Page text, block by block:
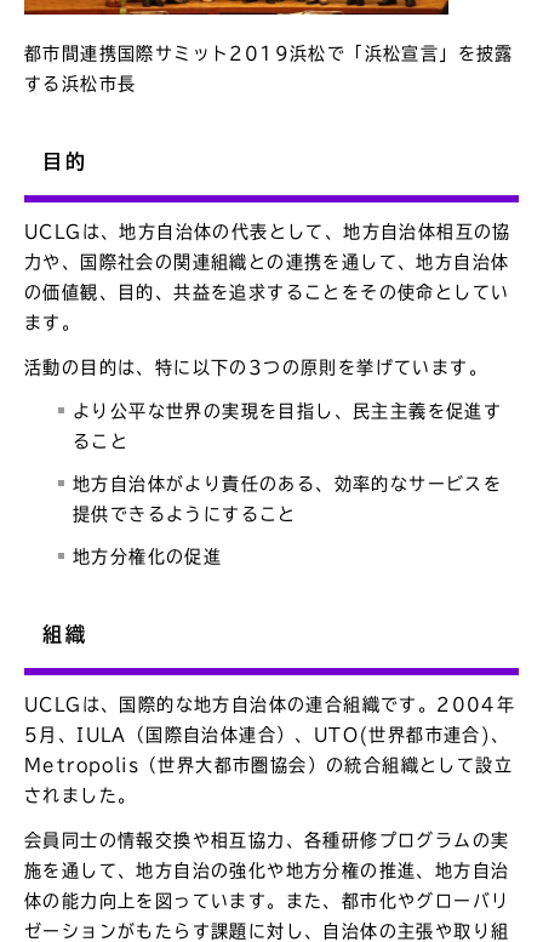
都市間連携国際サミット2019浜松で「浜松宣言」を披露
する浜松市長
目的
UCLGは、地方自治体の代表として、地方自治体相互の協
力や、国際社会の関連組織との連携を通して、地方自治体
の価値観、目的、共益を追求することをその使命としてい
ます。
活動の目的は、特に以下の3つの原則を挙げています。
より公平な世界の実現を目指し、民主主義を促進す
ること
地方自治体がより責任のある、効率的なサービスを
提供できるようにすること
地方分権化の促進
組織
UCLGは、国際的な地方自治体の連合組織です。2004年
5月、IULA（国際自治体連合）、UTO(世界都市連合)、
Metropolis（世界大都市圏協会）の統合組織として設立
されました。
会員同士の情報交換や相互協力、各種研修プログラムの実
施を通して、地方自治の強化や地方分権の推進、地方自治
体の能力向上を図っています。また、都市化やグローバリ
ゼーションがもたらす課題に対し、自治体の主張や取り組